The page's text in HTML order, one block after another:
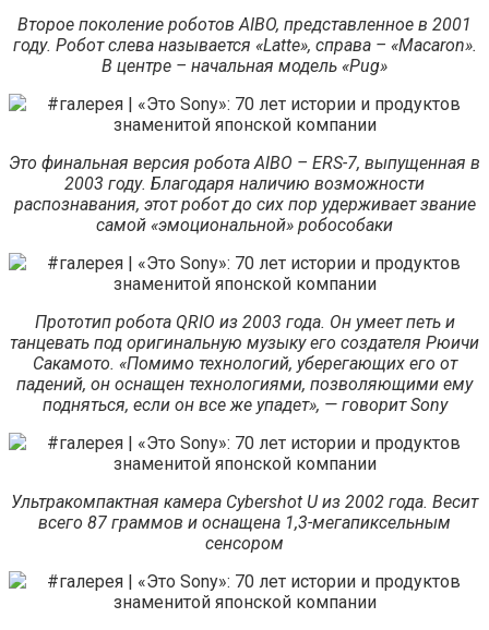
Второе поколение роботов AIBO, представленное в 2001
году. Робот слева называется «Latte», справа – «Macaron».
В центре – начальная модель «Pug»
Это финальная версия робота AIBO – ERS-7, выпущенная в
2003 году. Благодаря наличию возможности
распознавания, этот робот до сих пор удерживает звание
самой «эмоциональной» робособаки
Прототип робота QRIO из 2003 года. Он умеет петь и
танцевать под оригинальную музыку его создателя Рюичи
Сакамото. «Помимо технологий, уберегающих его от
падений, он оснащен технологиями, позволяющими ему
подняться, если он все же упадет», — говорит Sony
Ультракомпактная камера Cybershot U из 2002 года. Весит
всего 87 граммов и оснащена 1,3-мегапиксельным
сенсором